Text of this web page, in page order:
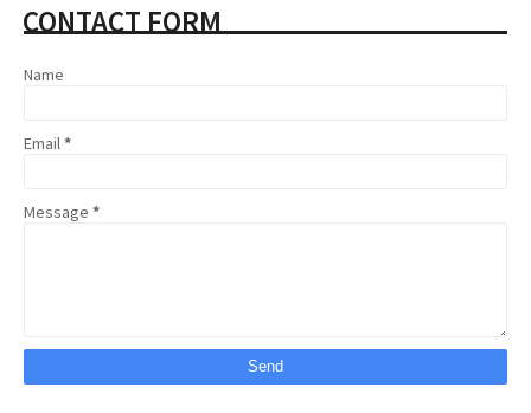
Affiliate Marketing क्या है और इससे पैसे कैसे कमाए
CONTACT FORM
Name
Email *
Message *